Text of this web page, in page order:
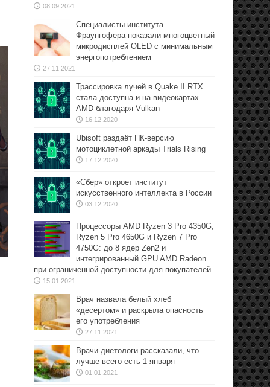
08.09.2021
Специалисты института
Фраунгофера показали многоцветный
микродисплей OLED с минимальным
энергопотреблением
27.11.2021
Трассировка лучей в Quake II RTX
стала доступна и на видеокартах
AMD благодаря Vulkan
16.12.2020
Ubisoft раздаёт ПК-версию
мотоциклетной аркады Trials Rising
17.12.2020
«Сбер» откроет институт
искусственного интеллекта в России
03.12.2020
Процессоры AMD Ryzen 3 Pro 4350G,
Ryzen 5 Pro 4650G и Ryzen 7 Pro
4750G: до 8 ядер Zen2 и
интегрированный GPU AMD Radeon
при ограниченной доступности для покупателей
15.01.2021
Врач назвала белый хлеб
«десертом» и раскрыла опасность
его употребления
27.11.2021
Врачи-диетологи рассказали, что
лучше всего есть 1 января
01.01.2021